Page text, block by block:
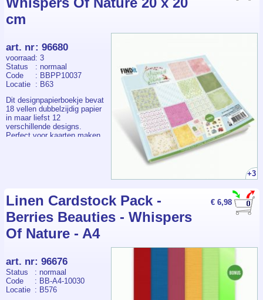
cm
+3
art. nr: 96680
voorraad: 3
Status
: normaal
Code
: BBPP10037
Locatie : B63
Dit designpapierboekje bevat
18 vellen dubbelzijdig papier
in maar liefst 12
verschillende designs.
Perfect voor kaarten maken,
zowel grote als kleine
projecten. Een veelzijdig
papierblok dat elke creatie
een professionele uitstraling
geeft.
€ 6,98
Linen Cardstock Pack -
Berries Beauties - Whispers
Of Nature - A4
art. nr: 96676
Status
: normaal
Code
: BB-A4-10030
Locatie : B576